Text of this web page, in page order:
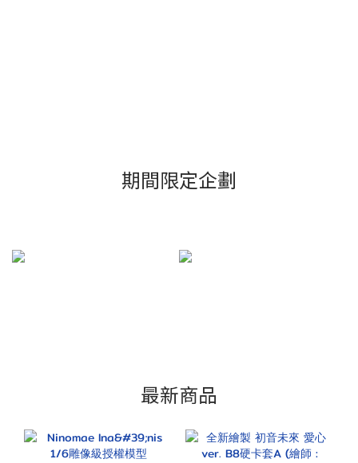
期間限定企劃
最新商品